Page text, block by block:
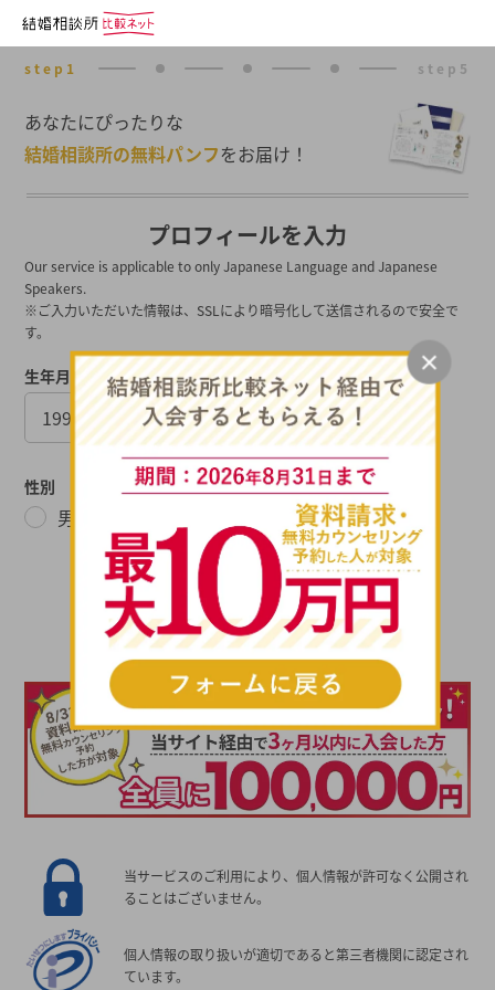
あなたにぴったりな
結婚相談所の無料パンフをお届け！
プロフィールを入力
Our service is applicable to only Japanese Language and Japanese
Speakers.
※ご入力いただいた情報は、SSLにより暗号化して送信されるので安全で
す。
生年月日
性別
男性
次へ進む
当サービスのご利用により、個人情報が許可なく公開され
ることはございません。
個人情報の取り扱いが適切であると第三者機関に認定され
ています。